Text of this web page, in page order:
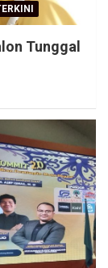
Tunggal